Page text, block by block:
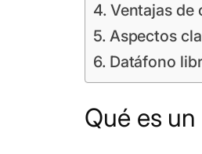
Ventajas de
Aspectos
Datáfono
Qué es